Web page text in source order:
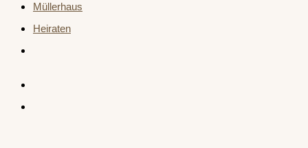
Müllerhaus
Heiraten